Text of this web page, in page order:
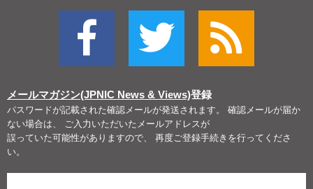
メールマガジン(JPNIC News & Views)登録
パスワードが記載された確認メールが発送されます。 確認メールが届か
ない場合は、 ご入力いただいたメールアドレスが
誤っていた可能性がありますので、 再度ご登録手続きを行ってくださ
い。